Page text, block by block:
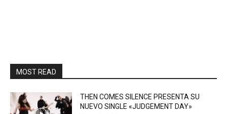
MOST READ
THEN COMES SILENCE PRESENTA SU
NUEVO SINGLE «JUDGEMENT DAY»